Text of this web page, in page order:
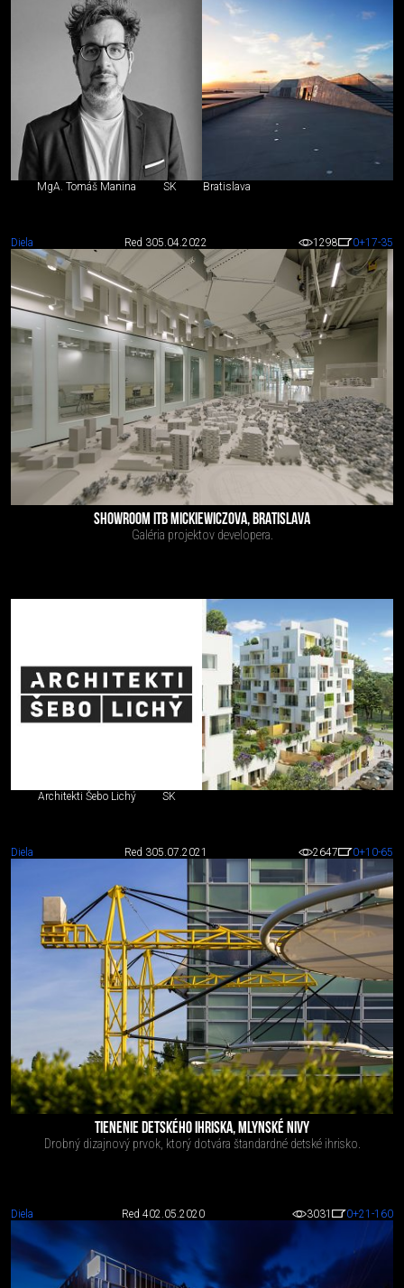
MgA. Tomáš Manina SK Bratislava
Diela Red 305.04.2022 1298 0+17-35
SHOWROOM ITB MICKIEWICZOVA, BRATISLAVA
Galéria projektov developera.
Architekti Šebo Lichý SK
Diela Red 305.07.2021 2647 0+10-65
TIENENIE DETSKÉHO IHRISKA, MLYNSKÉ NIVY
Drobný dizajnový prvok, ktorý dotvára štandardné detské ihrisko.
Diela Red 402.05.2020 3031 0+21 -160